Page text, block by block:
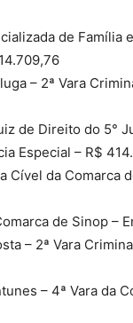
de Família
– 2ª Vara
de Direito do 5°
Especial – R$
Cível da Comarca
de Sinop –
– 2ª Vara
– 4ª Vara da